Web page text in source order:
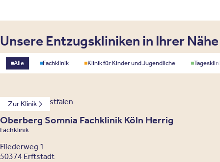
Unsere Entzugskliniken in Ihrer Nähe
Standorttyp
Alle Fachklinik Klinik für Kinder und Jugendliche
Zur Klinik
Nordrhein-Westfalen
Oberberg Somnia Fachklinik Köln Herrig
Fachklinik
Fliederweg 1
50374 Erftstadt